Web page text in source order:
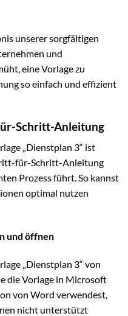
unserer sorgfältigen
und
eine Vorlage zu
so einfach und effizient
Schritt-Anleitung
„Dienstplan 3“ ist
für-Schritt-Anleitung
Prozess führt. So kannst
optimal nutzen
und öffnen
„Dienstplan 3“ von
die Vorlage in Microsoft
von Word verwendest,
nicht unterstützt